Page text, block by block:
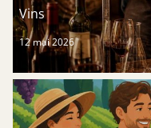
Vins
12 mai 2026